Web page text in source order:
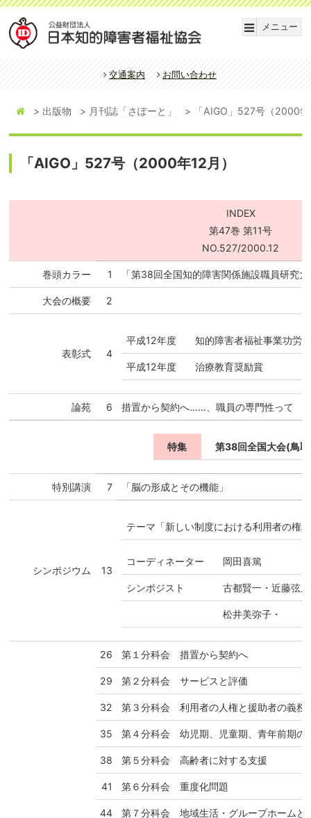
メニュー
交通案内 お問い合わせ
出版物 月刊誌「さぽーと」 「AIGO」527号（2000
「AIGO」527号（2000年12月）
INDEX
第47巻 第11号
NO.527/2000.12
巻頭カラー 1 「第38回全国知的障害関係施設職員研究
大会の概要 2
表彰式 4
平成12年度 知的障害者福祉事業功労
平成12年度 治療教育奨励賞
論苑 6 措置から契約へ……、職員の専門性って
特集 第38回全国大会(鳥
特別講演 7 「脳の形成とその機能」
シンポジウム 13
テーマ「新しい制度における利用者の権
コーディネーター 岡田喜篤
シンポジスト 古都賢一・近藤弦
松井美弥子・
26 第１分科会 措置から契約へ
29 第２分科会 サービスと評価
32 第３分科会 利用者の人権と援助者の義務
35 第４分科会 幼児期、児童期、青年前期の
38 第５分科会 高齢者に対する支援
41 第６分科会 重度化問題
44 第７分科会 地域生活・グループホームと